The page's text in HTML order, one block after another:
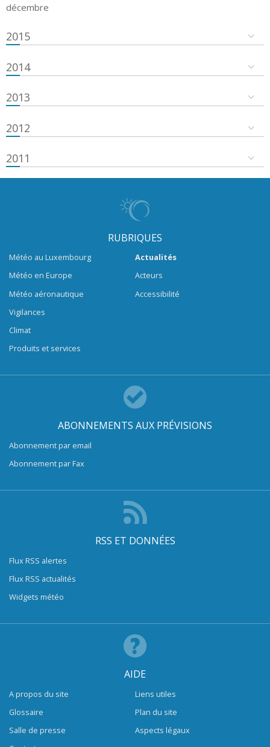
décembre
2015
2014
2013
2012
2011
RUBRIQUES
Météo au Luxembourg
Météo en Europe
Météo aéronautique
Vigilances
Climat
Produits et services
Actualités
Acteurs
Accessibilité
ABONNEMENTS AUX PRÉVISIONS
Abonnement par email
Abonnement par Fax
RSS ET DONNÉES
Flux RSS alertes
Flux RSS actualités
Widgets météo
AIDE
A propos du site
Glossaire
Salle de presse
Liens utiles
Plan du site
Aspects légaux